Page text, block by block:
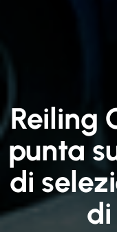
Reiling
punta
di
di